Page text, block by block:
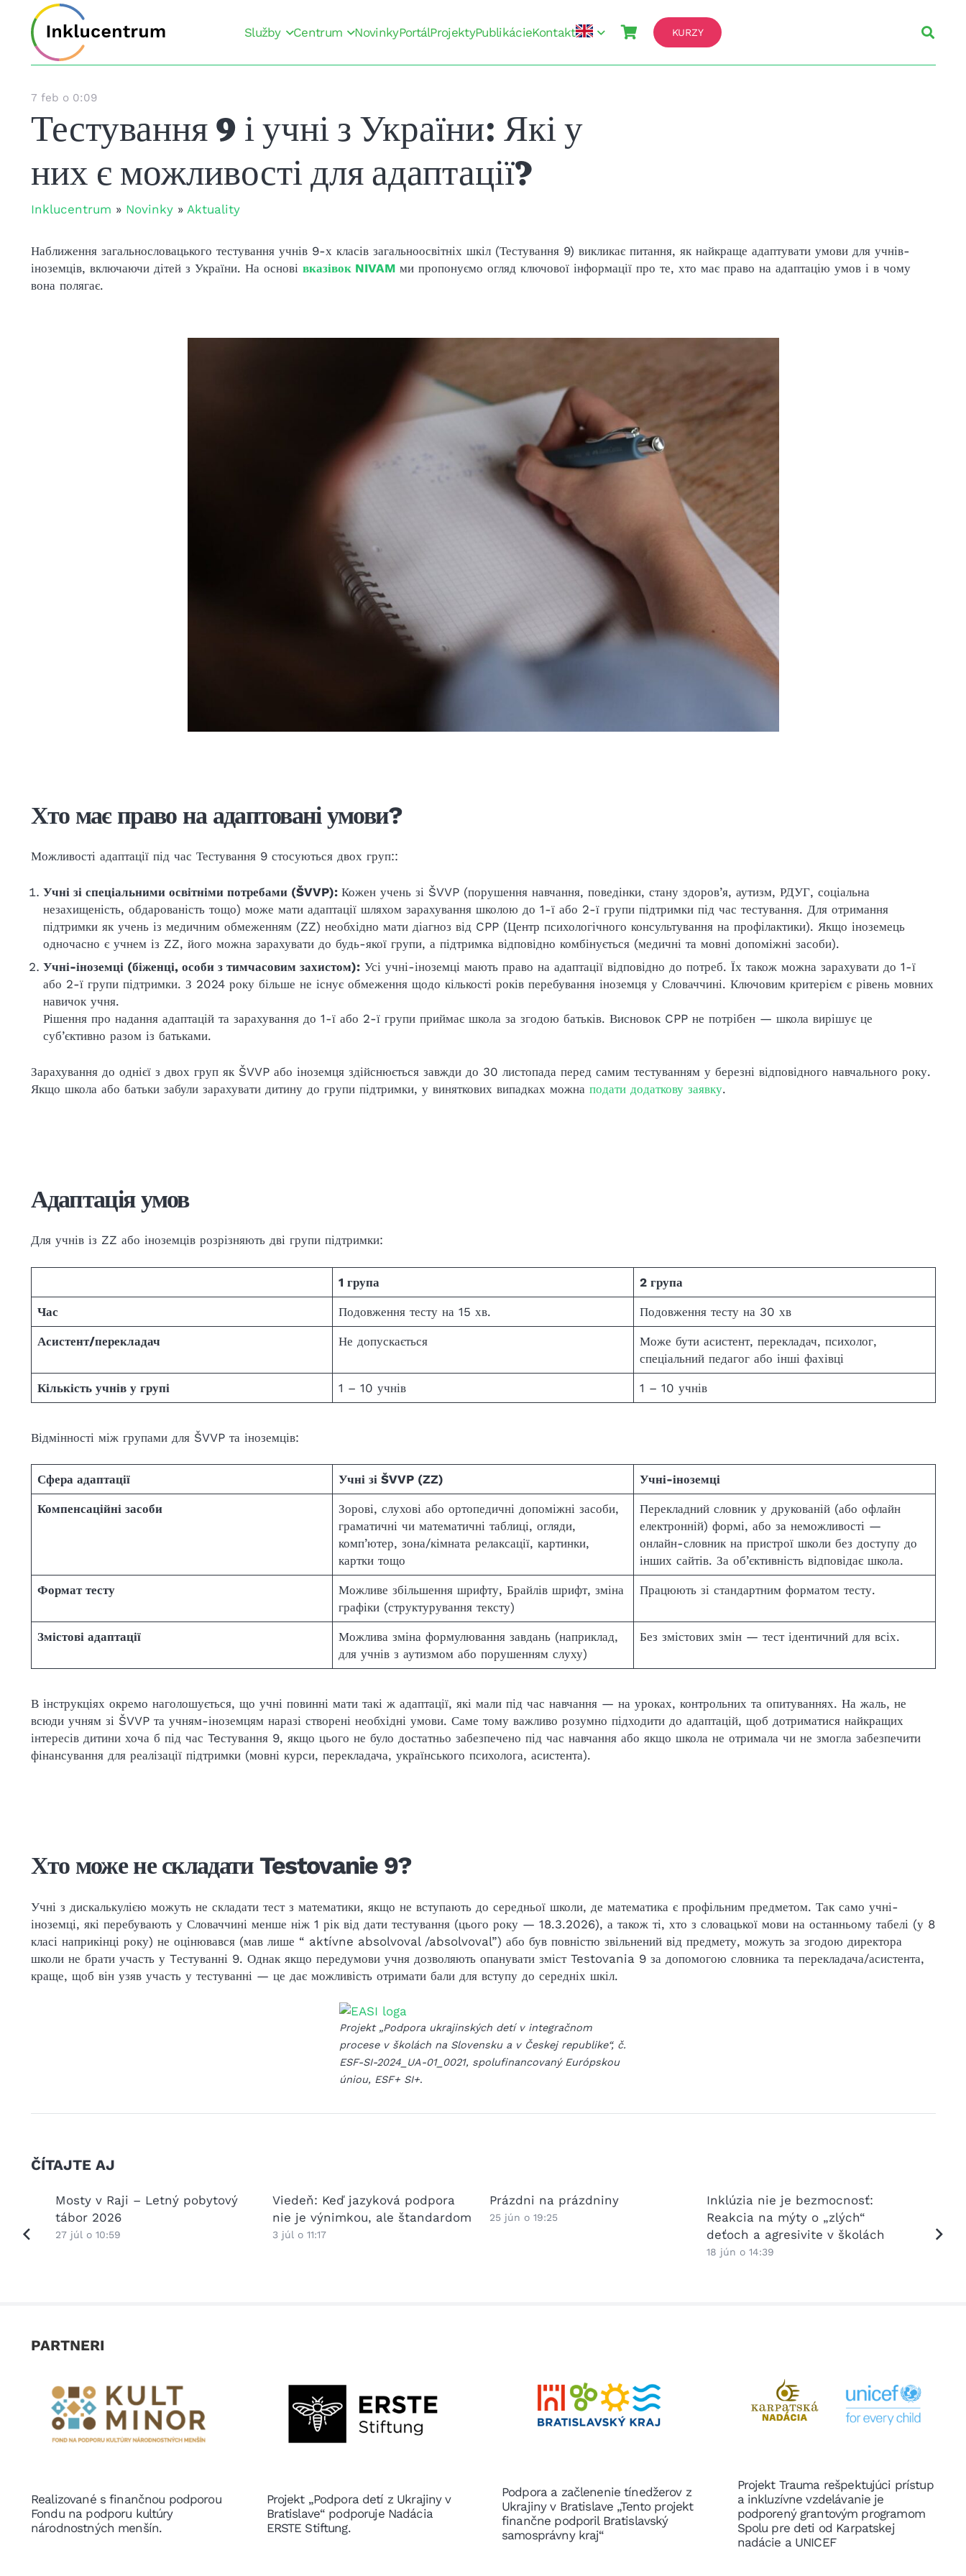
Služby Centrum NovinkyPortálProjektyPublikácieKontakt KURZY
7 feb o 0:09
Тестування 9 і учні з України: Які у
них є можливості для адаптації?
Inklucentrum » Novinky» Aktuality
Наближення загальнословацького тестування учнів 9-х класів загальноосвітніх шкіл (Тестування 9) викликає питання, як найкраще адаптувати умови для учнів-
іноземців, включаючи дітей з України. На основі вказівок NIVAMми пропонуємо огляд ключової інформації про те, хто має право на адаптацію умов і в чому
вона полягає.
Хто має право на адаптовані умови?
Можливості адаптації під час Тестування 9 стосуються двох груп::
Учні зі спеціальними освітніми потребами (ŠVVP): Кожен учень зі ŠVVP (порушення навчання, поведінки, стану здоров’я, аутизм, РДУГ, соціальна
незахищеність, обдарованість тощо) може мати адаптації шляхом зарахування школою до 1-ї або 2-ї групи підтримки під час тестування. Для отримання
підтримки як учень із медичним обмеженням (ZZ) необхідно мати діагноз від CPP (Центр психологічного консультування на профілактики). Якщо іноземець
одночасно є учнем із ZZ, його можна зарахувати до будь-якої групи, а підтримка відповідно комбінується (медичні та мовні допоміжні засоби).
Учні-іноземці (біженці, особи з тимчасовим захистом):Усі учні-іноземці мають право на адаптації відповідно до потреб. Їх також можна зарахувати до 1-ї
або 2-ї групи підтримки. З 2024 року більше не існує обмеження щодо кількості років перебування іноземця у Словаччині. Ключовим критерієм є рівень мовних
навичок учня.
Рішення про надання адаптацій та зарахування до 1-ї або 2-ї групи приймає школа за згодою батьків. Висновок CPP не потрібен — школа вирішує це
суб’єктивно разом із батьками.
Зарахування до однієї з двох груп як ŠVVP або іноземця здійснюється завжди до 30 листопада перед самим тестуванням у березні відповідного навчального року.
Якщо школа або батьки забули зарахувати дитину до групи підтримки, у виняткових випадках можна подати додаткову заявку.
Адаптація умов
Для учнів із ZZ або іноземців розрізняють дві групи підтримки:
1 група 2 група
Час Подовження тесту на 15 хв. Подовження тесту на 30 хв
Асистент/перекладач Не допускається
Може бути асистент, перекладач, психолог,
спеціальний педагог або інші фахівці
Кількість учнів у групі 1 – 10 учнів 1 – 10 учнів
Відмінності між групами для ŠVVP та іноземців:
Сфера адаптації Учні зі ŠVVP (ZZ) Учні-іноземці
Компенсаційні засоби
Зорові, слухові або ортопедичні допоміжні засоби,
граматичні чи математичні таблиці, огляди,
комп’ютер, зона/кімната релаксації, картинки,
картки тощо
Перекладний словник у друкованій (або офлайн
електронній) формі, або за неможливості —
онлайн-словник на пристрої школи без доступу до
інших сайтів. За об’єктивність відповідає школа.
Формат тесту
Можливе збільшення шрифту, Брайлів шрифт, зміна
графіки (структурування тексту)
Працюють зі стандартним форматом тесту.
Змістові адаптації
Можлива зміна формулювання завдань (наприклад,
для учнів з аутизмом або порушенням слуху)
Без змістових змін — тест ідентичний для всіх.
В інструкціях окремо наголошується, що учні повинні мати такі ж адаптації, які мали під час навчання — на уроках, контрольних та опитуваннях. На жаль, не
всюди учням зі ŠVVP та учням-іноземцям наразі створені необхідні умови. Саме тому важливо розумно підходити до адаптацій, щоб дотриматися найкращих
інтересів дитини хоча б під час Teстування 9, якщо цього не було достатньо забезпечено під час навчання або якщо школа не отримала чи не змогла забезпечити
фінансування для реалізації підтримки (мовні курси, перекладача, українського психолога, асистента).
Хто може не складати Testovanie 9?
Учні з дискалькулією можуть не складати тест з математики, якщо не вступають до середньої школи, де математика є профільним предметом. Так само учні-
іноземці, які перебувають у Словаччині менше ніж 1 рік від дати тестування (цього року — 18.3.2026), а також ті, хто з словацької мови на останньому табелі (у 8
класі наприкінці року) не оцінювався (мав лише “ aktívne absolvoval /absolvoval”) або був повністю звільнений від предмету, можуть за згодою директора
школи не брати участь у Tестуванні 9. Однак якщо передумови учня дозволяють опанувати зміст Testovania 9 за допомогою словника та перекладача/асистента,
краще, щоб він узяв участь у тестуванні — це дає можливість отримати бали для вступу до середніх шкіл.
Projekt „Podpora ukrajinských detí v integračnom
procese v školách na Slovensku a v Českej republike“, č.
ESF-SI-2024_UA-01_0021, spolufinancovaný Európskou
úniou, ESF+ SI+.
ČÍTAJTE AJ
Mosty v Raji – Letný pobytový
tábor 2026
27 júl o 10:59
Viedeň: Keď jazyková podpora
nie je výnimkou, ale štandardom
3 júl o 11:17
Prázdni na prázdniny
25 jún o 19:25
Inklúzia nie je bezmocnosť:
Reakcia na mýty o „zlých“
deťoch a agresivite v školách
18 jún o 14:39
PARTNERI
Realizované s finančnou podporou
Fondu na podporu kultúry
národnostných menšín.
Projekt „Podpora detí z Ukrajiny v
Bratislave“ podporuje Nadácia
ERSTE Stiftung.
Podpora a začlenenie tínedžerov z
Ukrajiny v Bratislave „Tento projekt
finančne podporil Bratislavský
samosprávny kraj“
Projekt Trauma rešpektujúci prístup
a inkluzívne vzdelávanie je
podporený grantovým programom
Spolu pre deti od Karpatskej
nadácie a UNICEF